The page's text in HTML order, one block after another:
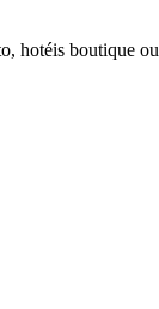
boutique